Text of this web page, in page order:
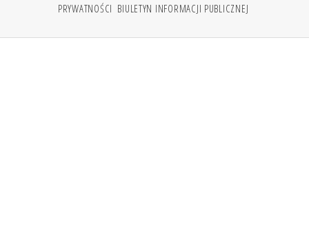
PRYWATNOŚCI BIULETYN INFORMACJI PUBLICZNEJ